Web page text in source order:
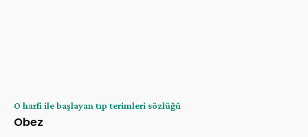
O harfi ile başlayan tıp terimleri sözlüğü
Obez